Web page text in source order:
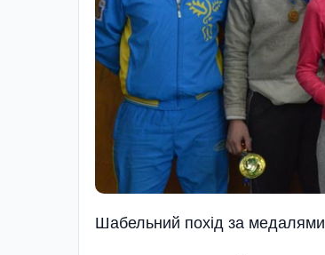
Шабельний похiд за медалями